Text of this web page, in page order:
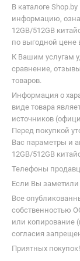
В каталоге
информацию,
12GB/512GB
по выгодной цене
К Вашим услугам
сравнение,
товаров.
Информация о
виде товара
источников
Перед покупкой
Вас параметры и
12GB/512GB
Телефоны
Если Вы заметили
Все
собственностью
или копирование
согласия
Приятных покупок!